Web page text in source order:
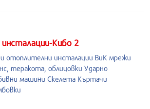
Кибо 2
отоплителни инсталации ВиК мрежи
теракота, облицовки Ударно
машини Скелета Къртачи